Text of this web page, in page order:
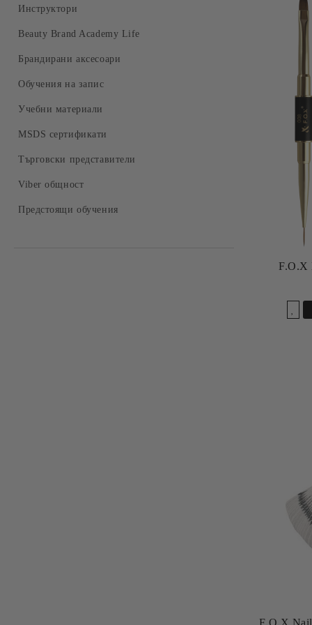
Твърдосплавни накрайници
Керамични накрайници
Накрайници за педикюр
Прахоуловители
Стерилизатори
UV/LED лампи
Инструктори
Beauty Brand Academy Life
Брандирани аксесоари
Обучения на запис
Учебни материали
MSDS сертификати
Търговски представители
Viber общност
Предстоящи обучения
F.O.X